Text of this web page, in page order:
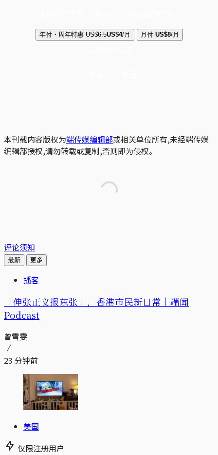
年付・周年特惠 US$6.5US$4/月 月付 US$8/月
本刊载内容版权为端传媒编辑部或相关单位所有,未经端传媒
编辑部授权,请勿转载或复制,否则即为侵权。
评论须知
最新 更多
播客
「伸张正义报东张」，香港市民新日常｜端闻
Podcast
曾雪雯
23 分钟前
美国
仅限注册用户